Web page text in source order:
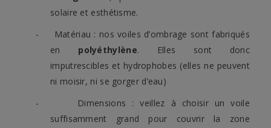
solaire et esthétisme.
-
Matériau : nos voiles d’ombrage sont fabriqués
en polyéthylène. Elles sont donc
imputrescibles et hydrophobes (elles ne peuvent
ni moisir, ni se gorger d’eau)
-
Dimensions : veillez à choisir un voile
suffisamment grand pour couvrir la zone